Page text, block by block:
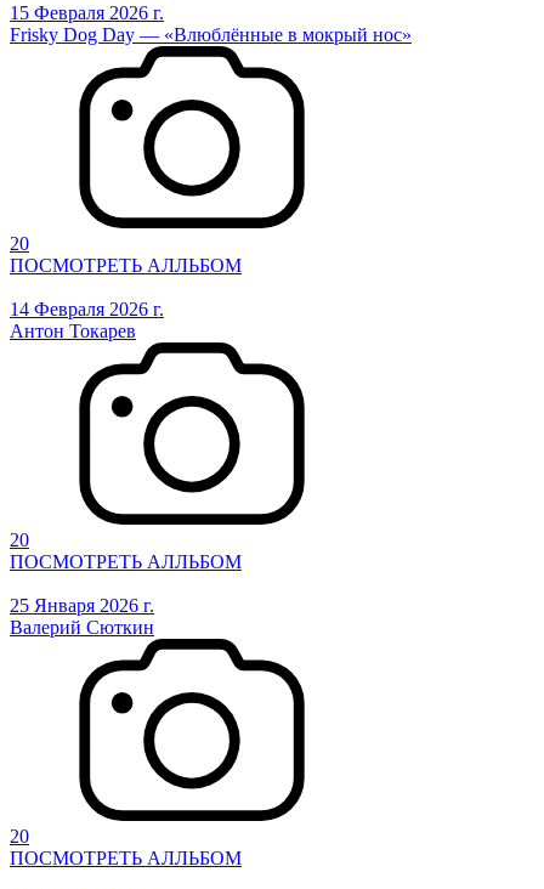
15 Февраля 2026 г.
Frisky Dog Day — «Влюблённые в мокрый нос»
20
ПОСМОТРЕТЬ АЛЛЬБОМ
14 Февраля 2026 г.
Антон Токарев
20
ПОСМОТРЕТЬ АЛЛЬБОМ
25 Января 2026 г.
Валерий Сюткин
20
ПОСМОТРЕТЬ АЛЛЬБОМ